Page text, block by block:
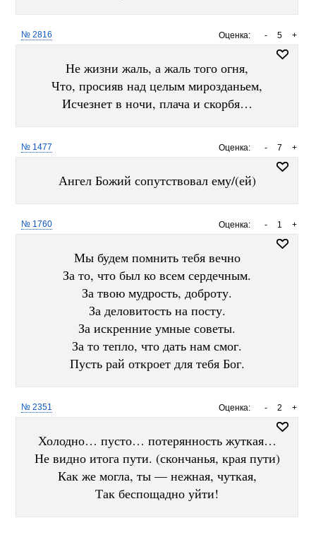
Оценка: +
5
-
№ 2816
Не жизни жаль, а жаль того огня,
Что, просияв над целым мирозданьем,
Исчезнет в ночи, плача и скорбя…
Оценка: +
7
-
№ 1477
Ангел Божий сопутствовал ему/(ей)
Оценка: +
1
-
№ 1760
Мы будем помнить тебя вечно
За то, что был ко всем сердечным.
За твою мудрость, доброту.
За деловитость на посту.
За искренние умные советы.
За то тепло, что дать нам смог.
Пусть рай откроет для тебя Бог.
Оценка: +
2
-
№ 2351
Холодно… пусто… потерянность жуткая…
Не видно итога пути. (скончанья, края пути)
Как же могла, ты — нежная, чуткая,
Так беспощадно уйти!